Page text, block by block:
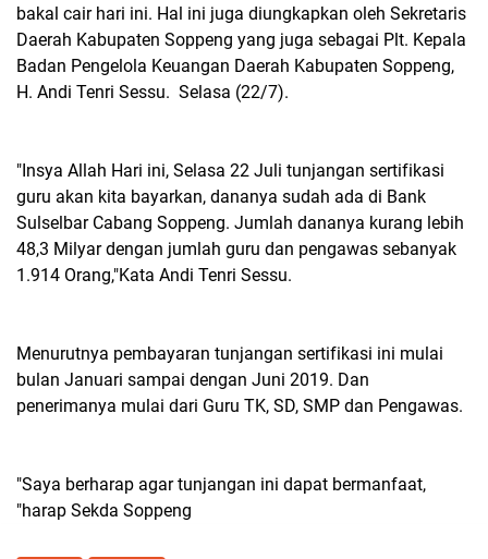
bakal cair hari ini. Hal ini juga diungkapkan oleh Sekretaris
Daerah Kabupaten Soppeng yang juga sebagai Plt. Kepala
Badan Pengelola Keuangan Daerah Kabupaten Soppeng,
H. Andi Tenri Sessu. Selasa (22/7).
"Insya Allah Hari ini, Selasa 22 Juli tunjangan sertifikasi
guru akan kita bayarkan, dananya sudah ada di Bank
Sulselbar Cabang Soppeng. Jumlah dananya kurang lebih
48,3 Milyar dengan jumlah guru dan pengawas sebanyak
1.914 Orang,"Kata Andi Tenri Sessu.
Menurutnya pembayaran tunjangan sertifikasi ini mulai
bulan Januari sampai dengan Juni 2019. Dan
penerimanya mulai dari Guru TK, SD, SMP dan Pengawas.
"Saya berharap agar tunjangan ini dapat bermanfaat,
"harap Sekda Soppeng